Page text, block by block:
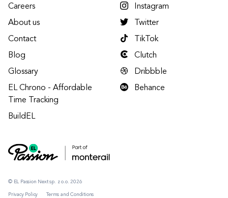
© EL Passion Next sp. z o.o. 2026
Privacy Policy Terms and Conditions
Careers
About us
Contact
Blog
Glossary
EL Chrono - Affordable
Time Tracking
BuildEL
Instagram
Twitter
TikTok
Clutch
Dribbble
Behance